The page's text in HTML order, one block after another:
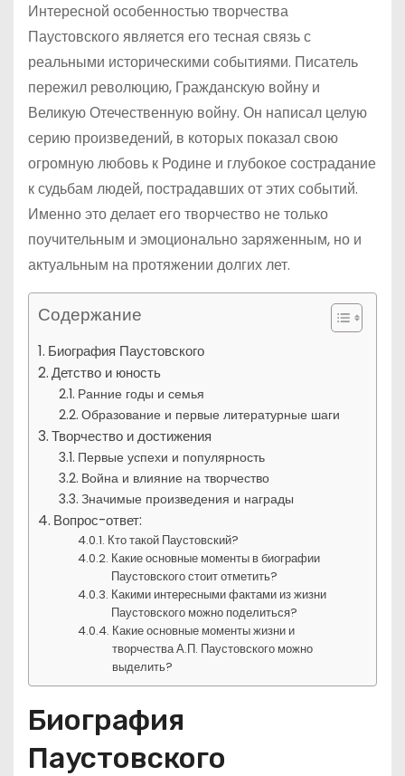
Интересной особенностью творчества
Паустовского является его тесная связь с
реальными историческими событиями. Писатель
пережил революцию, Гражданскую войну и
Великую Отечественную войну. Он написал целую
серию произведений, в которых показал свою
огромную любовь к Родине и глубокое сострадание
к судьбам людей, пострадавших от этих событий.
Именно это делает его творчество не только
поучительным и эмоционально заряженным, но и
актуальным на протяжении долгих лет.
Содержание
Биография Паустовского
Детство и юность
Ранние годы и семья
Образование и первые литературные шаги
Творчество и достижения
Первые успехи и популярность
Война и влияние на творчество
Значимые произведения и награды
Вопрос-ответ:
Кто такой Паустовский?
Какие основные моменты в биографии
Паустовского стоит отметить?
Какими интересными фактами из жизни
Паустовского можно поделиться?
Какие основные моменты жизни и
творчества А.П. Паустовского можно
выделить?
Биография
Паустовского